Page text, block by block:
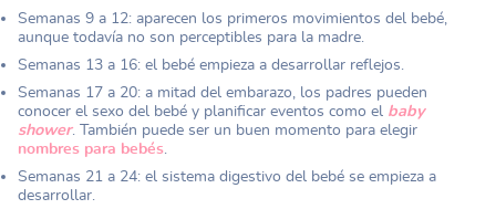
Semanas 9 a 12: aparecen los primeros movimientos del bebé,
aunque todavía no son perceptibles para la madre.
Semanas 13 a 16: el bebé empieza a desarrollar reflejos.
Semanas 17 a 20: a mitad del embarazo, los padres pueden
conocer el sexo del bebé y planificar eventos como el baby
shower. También puede ser un buen momento para elegir
nombres para bebés
Semanas 21 a 24: el sistema digestivo del bebé se empieza a
desarrollar.